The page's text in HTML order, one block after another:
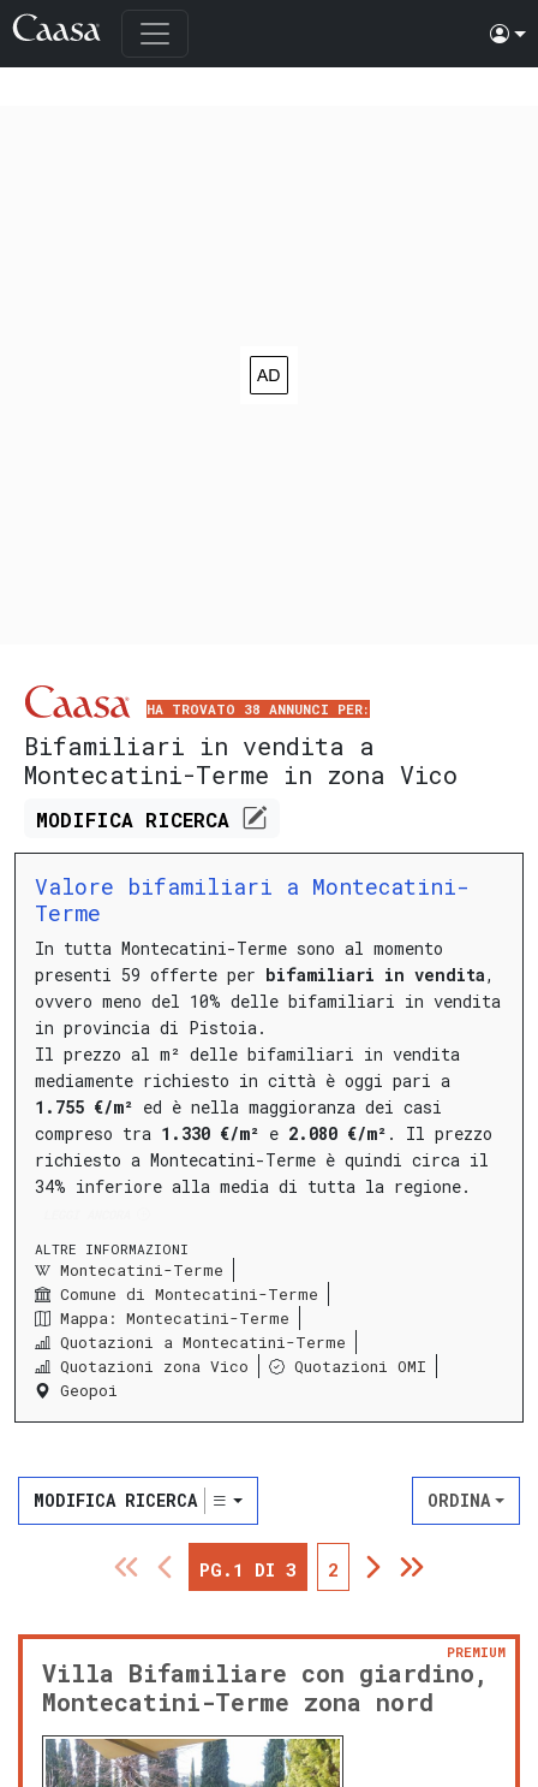
HA TROVATO 38 ANNUNCI PER:
Bifamiliari in vendita a
Montecatini-Terme in zona Vico
MODIFICA RICERCA
Valore bifamiliari a Montecatini-
Terme
In tutta Montecatini-Terme sono al momento
presenti 59 offerte per bifamiliari in vendita,
ovvero meno del 10% delle bifamiliari in vendita
in provincia di Pistoia.
Il prezzo al m² delle bifamiliari in vendita
mediamente richiesto in città è oggi pari a
1.755 €/m² ed è nella maggioranza dei casi
compreso tra 1.330 €/m² e 2.080 €/m² . Il prezzo
richiesto a Montecatini-Terme è quindi circa il
34% inferiore alla media di tutta la regione.
ALTRE INFORMAZIONI
Montecatini-Terme
Comune di Montecatini-Terme
Mappa: Montecatini-Terme
Quotazioni a Montecatini-Terme
Quotazioni zona Vico
Quotazioni OMI
Geopoi
MODIFICA RICERCA ORDINA
PG.1 DI 3 2
Villa Bifamiliare con giardino,
Montecatini-Terme zona nord
PREMIUM